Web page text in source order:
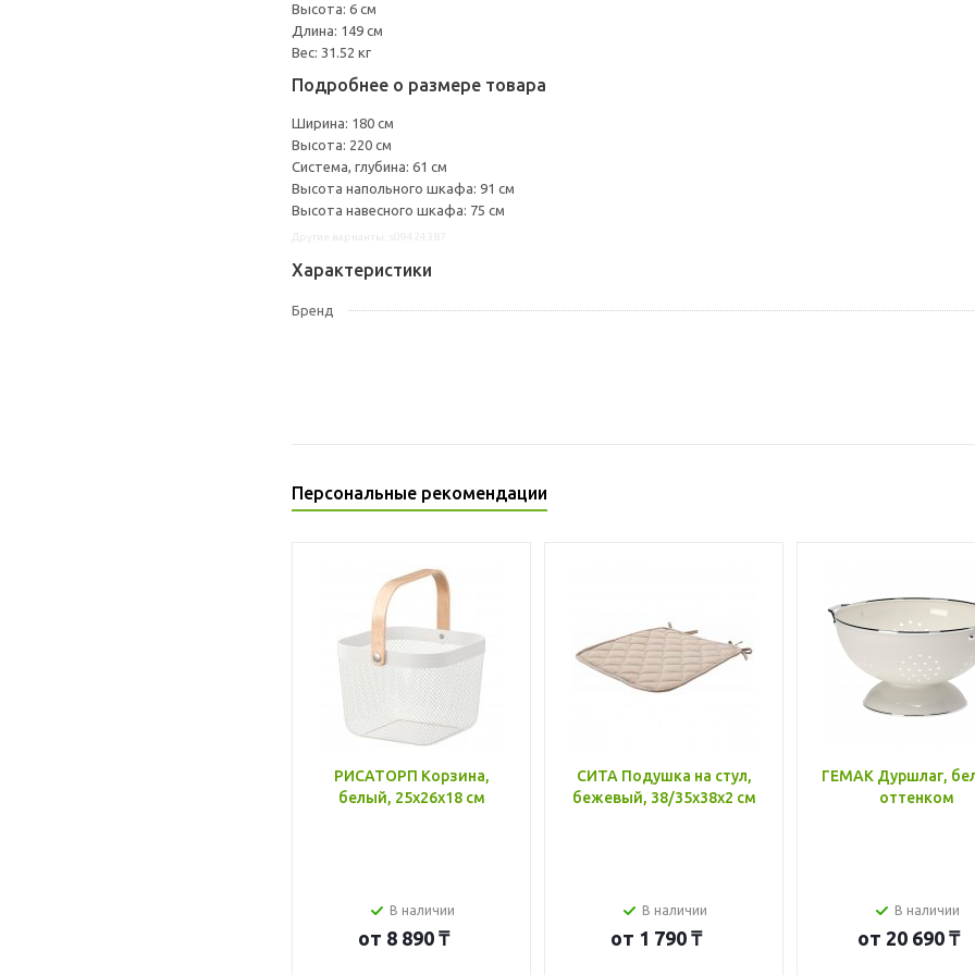
Высота: 6 см
Длина: 149 см
Вес: 31.52 кг
Подробнее о размере товара
Ширина: 180 см
Высота: 220 см
Система, глубина: 61 см
Высота напольного шкафа: 91 см
Высота навесного шкафа: 75 см
Характеристики
Бренд
Персональные рекомендации
РИСАТОРП Корзина,
белый, 25x26x18 см
В наличии
от 8 890 ₸
СИТА Подушка на стул,
бежевый, 38/35x38x2 см
В наличии
от 1 790 ₸
ГЕМАК Дуршлаг,
оттенком
В наличии
от 20 690 ₸